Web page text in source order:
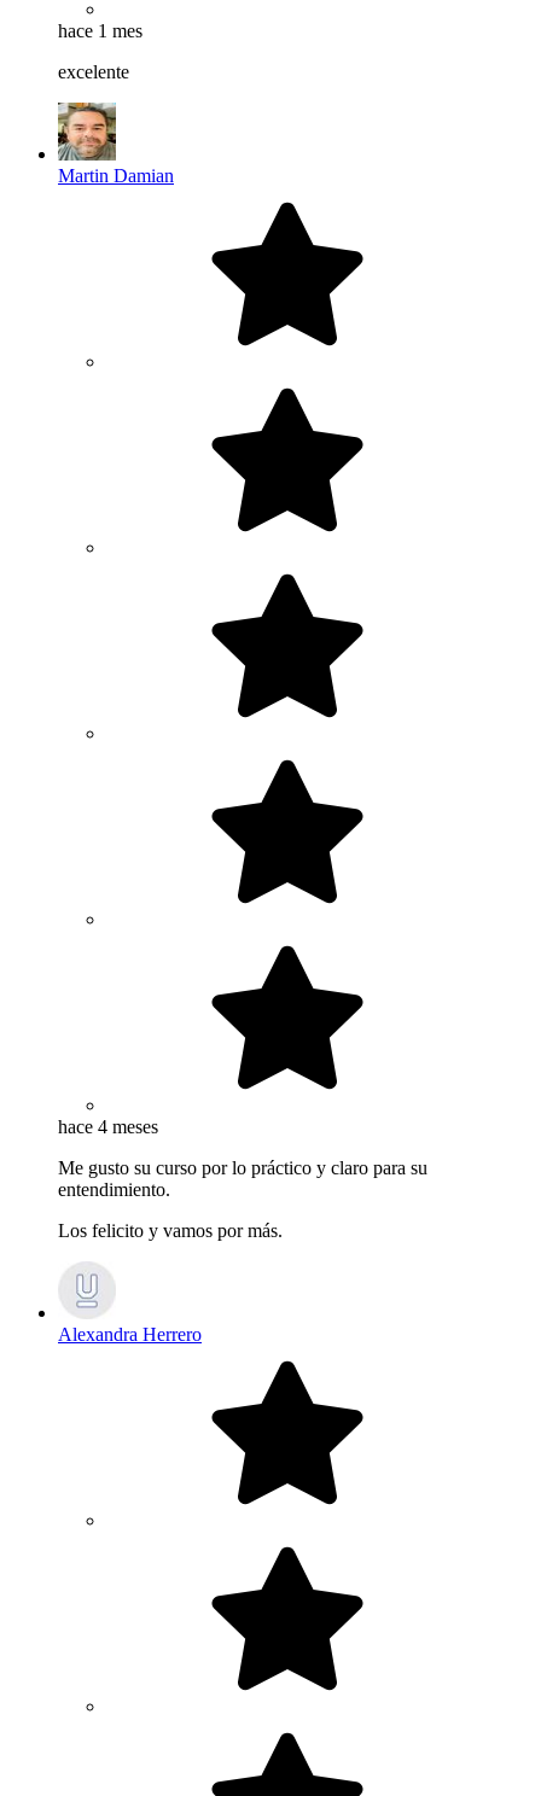
hace 1 mes
excelente
Martin Damian
hace 4 meses
Me gusto su curso por lo práctico y claro para su
entendimiento.
Los felicito y vamos por más.
Alexandra Herrero